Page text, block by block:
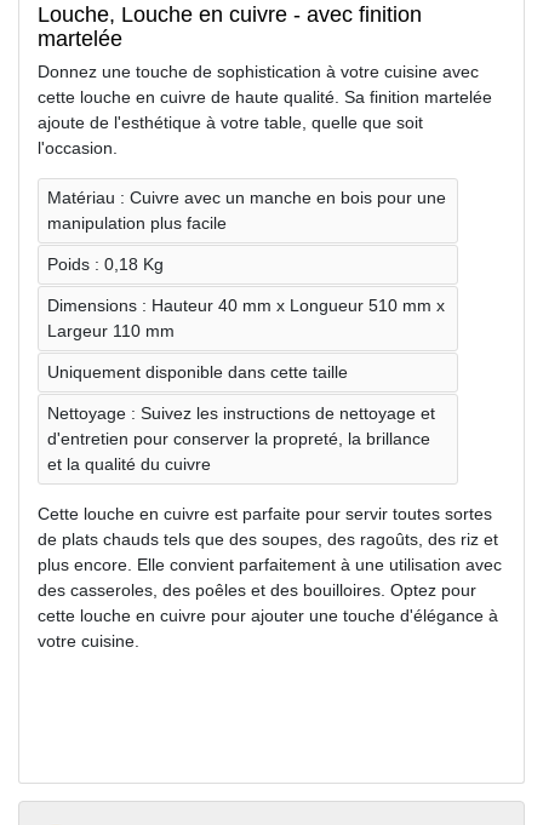
Louche, Louche en cuivre - avec finition
martelée
Donnez une touche de sophistication à votre cuisine avec
cette louche en cuivre de haute qualité. Sa finition martelée
ajoute de l'esthétique à votre table, quelle que soit
l'occasion.
Matériau : Cuivre avec un manche en bois pour une
manipulation plus facile
Poids : 0,18 Kg
Dimensions : Hauteur 40 mm x Longueur 510 mm x
Largeur 110 mm
Uniquement disponible dans cette taille
Nettoyage : Suivez les instructions de nettoyage et
d'entretien pour conserver la propreté, la brillance
et la qualité du cuivre
Cette louche en cuivre est parfaite pour servir toutes sortes
de plats chauds tels que des soupes, des ragoûts, des riz et
plus encore. Elle convient parfaitement à une utilisation avec
des casseroles, des poêles et des bouilloires. Optez pour
cette louche en cuivre pour ajouter une touche d'élégance à
votre cuisine.